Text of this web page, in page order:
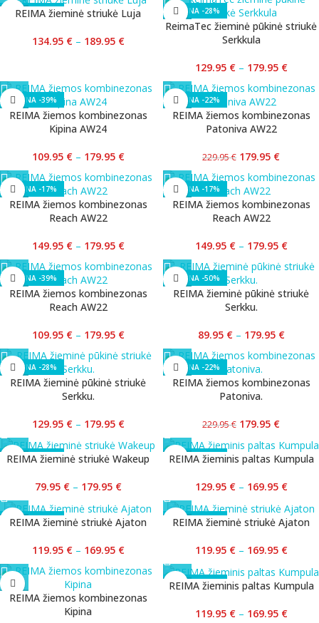
-29%
REIMA žieminė striukė Luja
134.95 € – 189.95 €
-28%
ReimaTec žieminė pūkinė striukė
Serkkula
129.95 € – 179.95 €
-39%
REIMA žiemos kombinezonas
Kipina AW24
109.95 € – 179.95 €
-22%
REIMA žiemos kombinezonas
Patoniva AW22
229.95€ 179.95 €
-17%
REIMA žiemos kombinezonas
Reach AW22
149.95 € – 179.95 €
-17%
REIMA žiemos kombinezonas
Reach AW22
149.95 € – 179.95 €
-39%
REIMA žiemos kombinezonas
Reach AW22
109.95 € – 179.95 €
-50%
REIMA žieminė pūkinė striukė
Serkku.
89.95 € – 179.95 €
-28%
REIMA žieminė pūkinė striukė
Serkku.
129.95 € – 179.95 €
-22%
REIMA žiemos kombinezonas
Patoniva.
229.95€ 179.95 €
-56%
REIMA žieminė striukė Wakeup
79.95 € – 179.95 €
-24%
REIMA žieminis paltas Kumpula
129.95 € – 169.95 €
-29%
REIMA žieminė striukė Ajaton
119.95 € – 169.95 €
-29%
REIMA žieminė striukė Ajaton
119.95 € – 169.95 €
REIMA žiemos kombinezonas
Kipina
-29%
REIMA žieminis paltas Kumpula
119.95 € – 169.95 €